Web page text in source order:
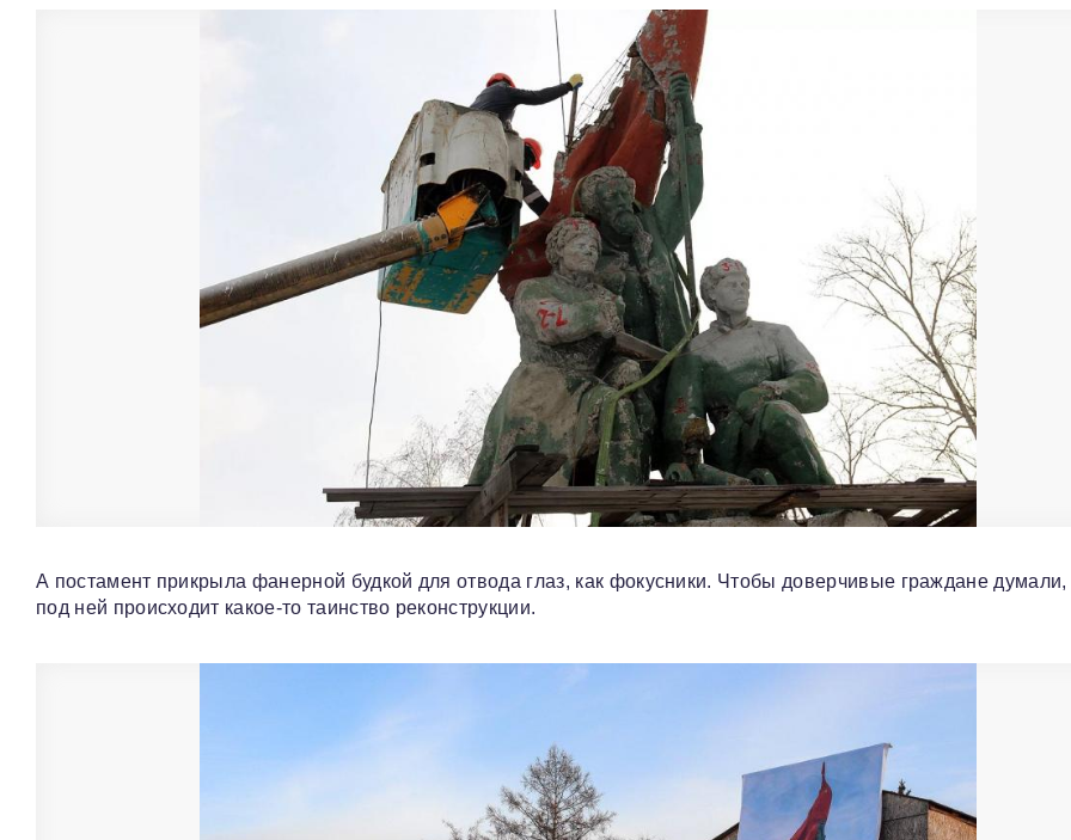
А постамент прикрыла фанерной будкой для отвода глаз, как фокусники. Чтобы доверчивые граждане думали,
под ней происходит какое-то таинство реконструкции.